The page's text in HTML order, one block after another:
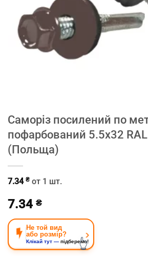
Саморіз посилений по
пофарбований 5.5х32
(Польща)
7.34 ₴ от 1 шт.
7.34 ₴
Не той вид
або розмір?
Клікай тут — підберемо!
›
👆